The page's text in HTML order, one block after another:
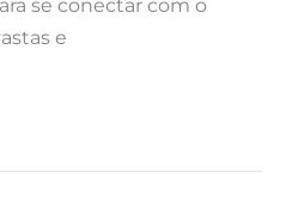
se conectar com o
e